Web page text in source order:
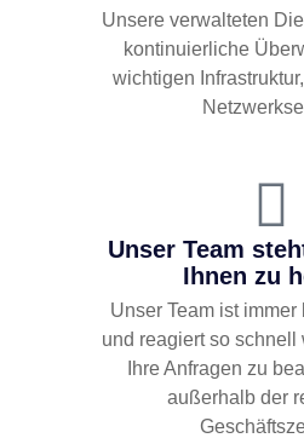
Unsere verwalteten
kontinuierliche
wichtigen
Unser Team
Ihnen zu
Unser Team ist immer
und reagiert so schnell
Ihre Anfragen zu
außerhalb der